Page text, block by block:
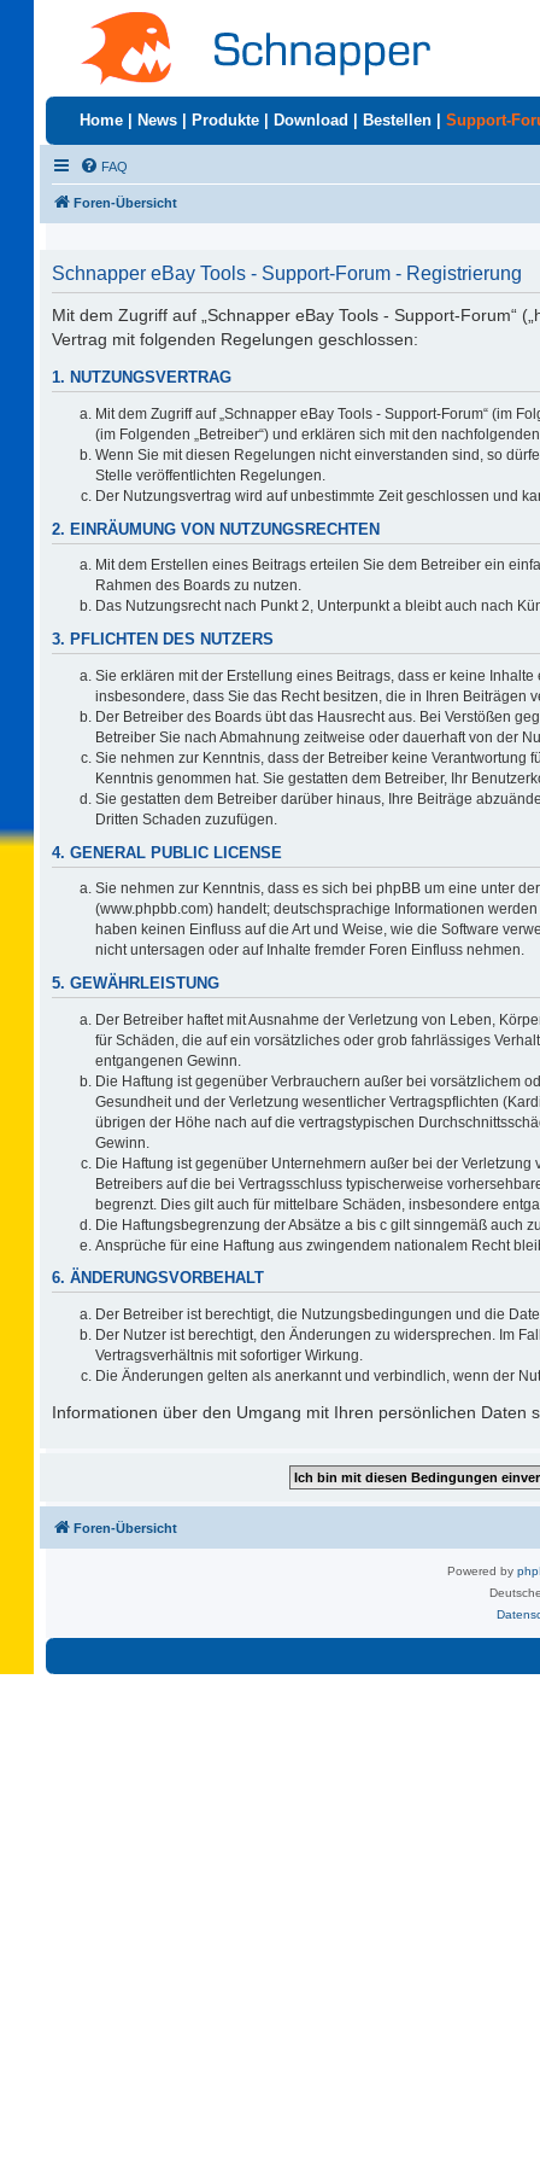
Home News Produkte Download Bestellen Support-
FAQ
Foren-Übersicht
Schnapper eBay Tools - Support-Forum - Registrierung
Mit dem Zugriff auf „Schnapper eBay Tools - Support-Forum“
Vertrag mit folgenden Regelungen geschlossen:
1. NUTZUNGSVERTRAG
Mit dem Zugriff auf „Schnapper eBay Tools - Support-Forum“ (im
(im Folgenden „Betreiber“) und erklären sich mit den
Wenn Sie mit diesen Regelungen nicht einverstanden sind, so
Stelle veröffentlichten Regelungen.
Der Nutzungsvertrag wird auf unbestimmte Zeit geschlossen und
2. EINRÄUMUNG VON NUTZUNGSRECHTEN
Mit dem Erstellen eines Beitrags erteilen Sie dem Betreiber ein
Rahmen des Boards zu nutzen.
Das Nutzungsrecht nach Punkt 2, Unterpunkt a bleibt auch nach
3. PFLICHTEN DES NUTZERS
Sie erklären mit der Erstellung eines Beitrags, dass er keine
insbesondere, dass Sie das Recht besitzen, die in Ihren Beiträgen
Der Betreiber des Boards übt das Hausrecht aus. Bei Verstößen
Betreiber Sie nach Abmahnung zeitweise oder dauerhaft von der
Sie nehmen zur Kenntnis, dass der Betreiber keine Verantwortung
Kenntnis genommen hat. Sie gestatten dem Betreiber, Ihr
Sie gestatten dem Betreiber darüber hinaus, Ihre Beiträge
Dritten Schaden zuzufügen.
4. GENERAL PUBLIC LICENSE
Sie nehmen zur Kenntnis, dass es sich bei phpBB um eine unter der
(www.phpbb.com) handelt; deutschsprachige Informationen
haben keinen Einfluss auf die Art und Weise, wie die Software
nicht untersagen oder auf Inhalte fremder Foren Einfluss nehmen.
5. GEWÄHRLEISTUNG
Der Betreiber haftet mit Ausnahme der Verletzung von Leben,
für Schäden, die auf ein vorsätzliches oder grob fahrlässiges
entgangenen Gewinn.
Die Haftung ist gegenüber Verbrauchern außer bei vorsätzlichem
Gesundheit und der Verletzung wesentlicher Vertragspflichten
übrigen der Höhe nach auf die vertragstypischen
Gewinn.
Die Haftung ist gegenüber Unternehmern außer bei der
Betreibers auf die bei Vertragsschluss typischerweise
begrenzt. Dies gilt auch für mittelbare Schäden, insbesondere
Die Haftungsbegrenzung der Absätze a bis c gilt sinngemäß auch
Ansprüche für eine Haftung aus zwingendem nationalem Recht
6. ÄNDERUNGSVORBEHALT
Der Betreiber ist berechtigt, die Nutzungsbedingungen und die
Der Nutzer ist berechtigt, den Änderungen zu widersprechen. Im
Vertragsverhältnis mit sofortiger Wirkung.
Die Änderungen gelten als anerkannt und verbindlich, wenn der
Informationen über den Umgang mit Ihren persönlichen Daten
Foren-Übersicht
Powered by